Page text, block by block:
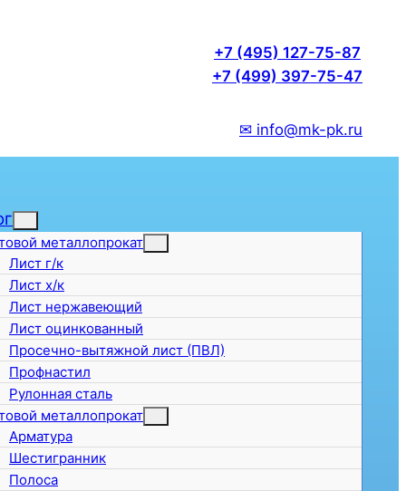
+7 (495) 127-75-87
+7 (499) 397-75-47
✉ info@mk-pk.ru
металлопрокат
Лист г/к
Лист х/к
Лист нержавеющий
Лист оцинкованный
Просечно-вытяжной лист (ПВЛ)
Профнастил
Рулонная сталь
металлопрокат
Арматура
Шестигранник
Полоса